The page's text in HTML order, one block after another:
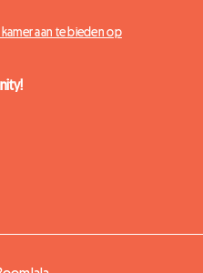
aan te bieden op